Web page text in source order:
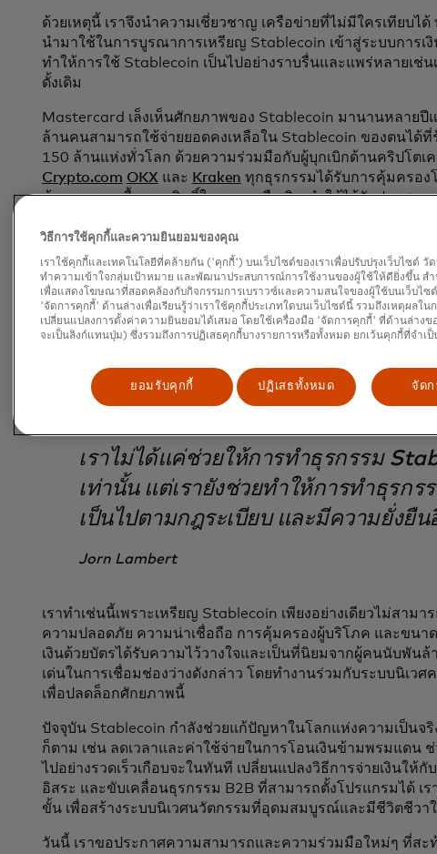
ด้วยเหตุนี้ เราจึงนำความเชี่ยวชาญ เครือข่ายที่ไม่มีใครเทียบ
นำมาใช้ในการบูรณาการเหรียญ Stablecoin เข้าสู่ระบบการเ
ทำให้การใช้ Stablecoin เป็นไปอย่างราบรื่นและแพร่หลายเช่น
ดั้งเดิม
Mastercard เล็งเห็นศักยภาพของ Stablecoin มานานหลายปี
ล้านคนสามารถใช้จ่ายยอดคงเหลือใน Stablecoin ของตนได้
150 ล้านแห่งทั่วโลก ด้วยความร่วมมือกับผู้บุกเบิกด้านคริปโตเค
Crypto.com OKX และ Kraken ทุกธุรกรรมได้รับการคุ้มครอง
คุ้มครองการซื้อ และสิทธิ์ในการขอคืนเงิน ทำให้ได้รับประสบ
และเราไม่ได้แค่เปิดใช้งานการใช้จ่ายด้วย Stablecoin เท่านั้น
Mastercard กว่า 3.5 พันล้านใบที่หมุนเวียนอยู่ในระบบ สามา
อย่างปลอดภัยยิ่งขึ้น แพลตฟอร์มซื้อขายคริปโตรายใหญ่ เช่น
บัตร Mastercard สำหรับการซื้อคริปโต พ่อค้าแม่ค้า ผู้รับจ้างอิ
สามารถเลือกรับเงินค่าตอบแทนเป็นสกุลเงิน Stablecoin ที่ตนเ
ชำระเงินจะเป็นสกุลใดก็ตาม
เราไม่ได้แค่ช่วยให้การทำธุรกรรม
เท่านั้น แต่เรายังช่วยทำให้การทำธุรกร
เป็นไปตามกฎระเบียบ และมีความยั่งยืน
Jorn Lambert
เราทำเช่นนี้เพราะเหรียญ Stablecoin เพียงอย่างเดียวไม่สาม
ความปลอดภัย ความน่าเชื่อถือ การคุ้มครองผู้บริโภค และขน
เงินด้วยบัตรได้รับความไว้วางใจและเป็นที่นิยมจากผู้คนนับพัน
เด่นในการเชื่อมช่องว่างดังกล่าว โดยทำงานร่วมกับระบบนิเวศ
เพื่อปลดล็อกศักยภาพนี้
ปัจจุบัน Stablecoin กำลังช่วยแก้ปัญหาในโลกแห่งความเป็นจ
ก็ตาม เช่น ลดเวลาและค่าใช้จ่ายในการโอนเงินข้ามพรมแดน
ไปอย่างรวดเร็วเกือบจะในทันที เปลี่ยนแปลงวิธีการจ่ายเงินให้
อิสระ และขับเคลื่อนธุรกรรม B2B ที่สามารถตั้งโปรแกรมได้ เ
ขั้น เพื่อสร้างระบบนิเวศนวัตกรรมที่อุดมสมบูรณ์และมีชีวิตชีวาใ
วันนี้ เราขอประกาศความสามารถและความร่วมมือใหม่ๆ ที่ส
วิธีการใช้คุกกี้และความยินยอมของคุณ
เราใช้คุกกี้และเทคโนโลยีที่คล้ายกัน ('คุกกี้') บนเว็บไซต์ของเราเพื่อปรับปรุงเว็บไซต์ วั
ทำความเข้าใจกลุ่มเป้าหมาย และพัฒนาประสบการณ์การใช้งานของผู้ใช้ให้ดียิ่งขึ้น สำ
เพื่อแสดงโฆษณาที่สอดคล้องกับกิจกรรมการเบราวซ์และความสนใจของผู้ใช้บนเว็บไซ
'จัดการคุกกี้' ด้านล่างเพื่อเรียนรู้ว่าเราใช้คุกกี้ประเภทใดบนเว็บไซต์นี้ รวมถึงเหตุผลใ
เปลี่ยนแปลงการตั้งค่าความยินยอมได้เสมอ โดยใช้เครื่องมือ 'จัดการคุกกี้' ที่ด้านล่างข
จะเป็นลิงก์แทนปุ่ม) ซึ่งรวมถึงการปฏิเสธคุกกี้บางรายการหรือทั้งหมด ยกเว้นคุกกี้ที่จำเ
ยอมรับคุกกี้ ปฏิเสธทั้งหมด จัดก